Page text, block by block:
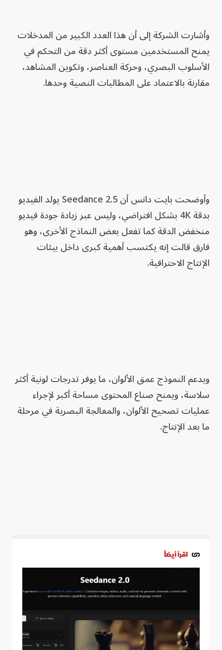
وأشارت الشركة إلى أن هذا العدد الكبير من المدخلات
يمنح المستخدمين مستوى أكثر دقة من التحكم في
الأسلوب البصري، وحركة العناصر، وتكوين المشاهد،
مقارنة بالاعتماد على المطالبات النصية وحدها.
وأوضحت بايت دانس أن Seedance 2.5 يولد الفيديو
بدقة 4K بشكل افتراضي، وليس عبر زيادة جودة فيديو
منخفض الدقة كما تفعل بعض النماذج الأخرى، وهو
فارق قالت إنه يكتسب أهمية كبرى داخل بيئات
الإنتاج الاحترافية.
ويدعم النموذج عمق الألوان، ما يوفر تدرجات لونية أكثر
سلاسة، ويمنح صناع المحتوى مساحة أكبر لإجراء
عمليات تصحيح الألوان، والمعالجة البصرية في مرحلة
ما بعد الإنتاج.
اقرأ أيضاً